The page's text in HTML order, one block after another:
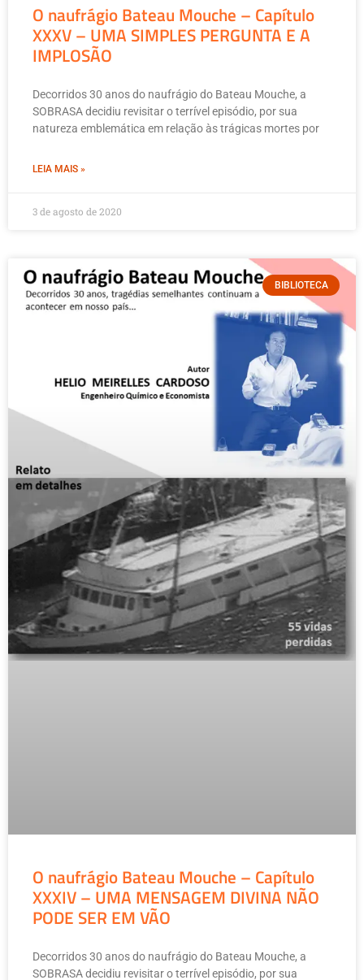
O naufrágio Bateau Mouche – Capítulo
XXXV – UMA SIMPLES PERGUNTA E A
IMPLOSÃO
Decorridos 30 anos do naufrágio do Bateau Mouche, a
SOBRASA decidiu revisitar o terrível episódio, por sua
natureza emblemática em relação às trágicas mortes por
LEIA MAIS »
3 de agosto de 2020
BIBLIOTECA
O naufrágio Bateau Mouche – Capítulo
XXXIV – UMA MENSAGEM DIVINA NÃO
PODE SER EM VÃO
Decorridos 30 anos do naufrágio do Bateau Mouche, a
SOBRASA decidiu revisitar o terrível episódio, por sua